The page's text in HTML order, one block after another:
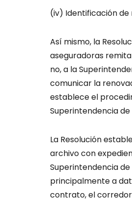
(iv) Identificación de
Así mismo, la
aseguradoras
no, a la
comunicar la
establece el
Superintendencia
La Resolución
archivo con
Superintendencia
principalmente a
contrato, el